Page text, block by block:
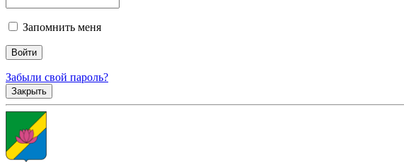
Запомнить меня
Забыли свой пароль?
Закрыть